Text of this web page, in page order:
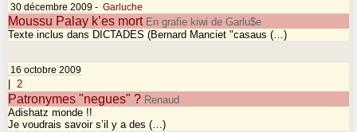
30 décembre 2009 - Garluche
Moussu Palay k’es mortEn grafie kiwi de Garlu$e
Texte inclus dans DICTADES (Bernard Manciet "casaus (…)
16 octobre 2009
2
Patronymes "negues" ? Renaud
Adishatz monde !!
Je voudrais savoir s’il y a des (…)